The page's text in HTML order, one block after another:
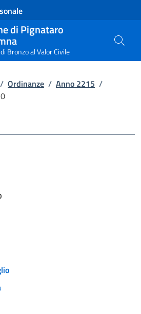
di Pignataro
Bronzo al Valor Civile
/ Ordinanze / Anno 2215 /